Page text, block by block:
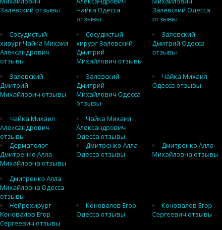
Залевский отзывы
Чайка Одесса
отзывы
Залевский Одесса
отзывы
Сосудистый
хирург Чайка Михаил
Александрович
отзывы
Сосудистый
хирург Залевский
Дмитрий
Михайлович отзывы
Залевский
Дмитрий Одесса
отзывы
Залевский
Дмитрий
Михайлович отзывы
Залевский
Дмитрий
Михайлович Одесса
отзывы
Чайка Михаил
Одесса отзывы
Чайка Михаил
Александрович
отзывы
Чайка Михаил
Александрович
Одесса отзывы
Дерматолог
Дмитренко Алла
Михайловна отзывы
Дмитренко Алла
Одесса отзывы
Дмитренко Алла
Михайловна отзывы
Дмитренко Алла
Михайловна Одесса
отзывы
Нейрохирург
Коновалов Егор
Сергеевич отзывы
Коновалов Егор
Одесса отзывы
Коновалов Егор
Сергеевич отзывы